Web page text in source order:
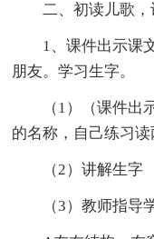
二、初读儿歌
1、课件出示课
朋友。学习生字。
（1）（课件
的名称，自己练习读
（2）讲解生字
（3）教师指导